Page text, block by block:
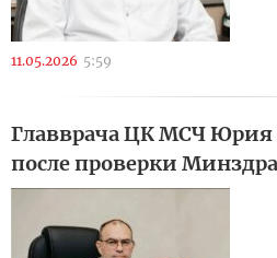
11.05.2026 5:59
Главврача ЦК МСЧ Юрия
после проверки